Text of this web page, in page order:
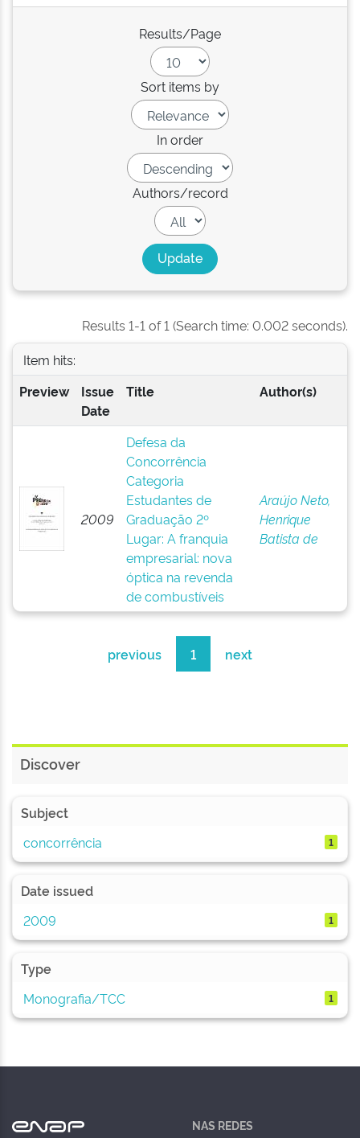
Results/Page
Sort items by
In order
Authors/record
Results 1-1 of 1 (Search time: 0.002 seconds).
Item hits:
Preview
Issue
Date
Title Author(s)
2009
Defesa da
Concorrência
Categoria
Estudantes de
Graduação 2º
Lugar: A franquia
empresarial: nova
óptica na revenda
de combustíveis
Araújo Neto,
Henrique
Batista de
previous 1 next
Discover
Subject
concorrência
1
Date issued
2009
1
Type
Monografia/TCC
1
NAS REDES